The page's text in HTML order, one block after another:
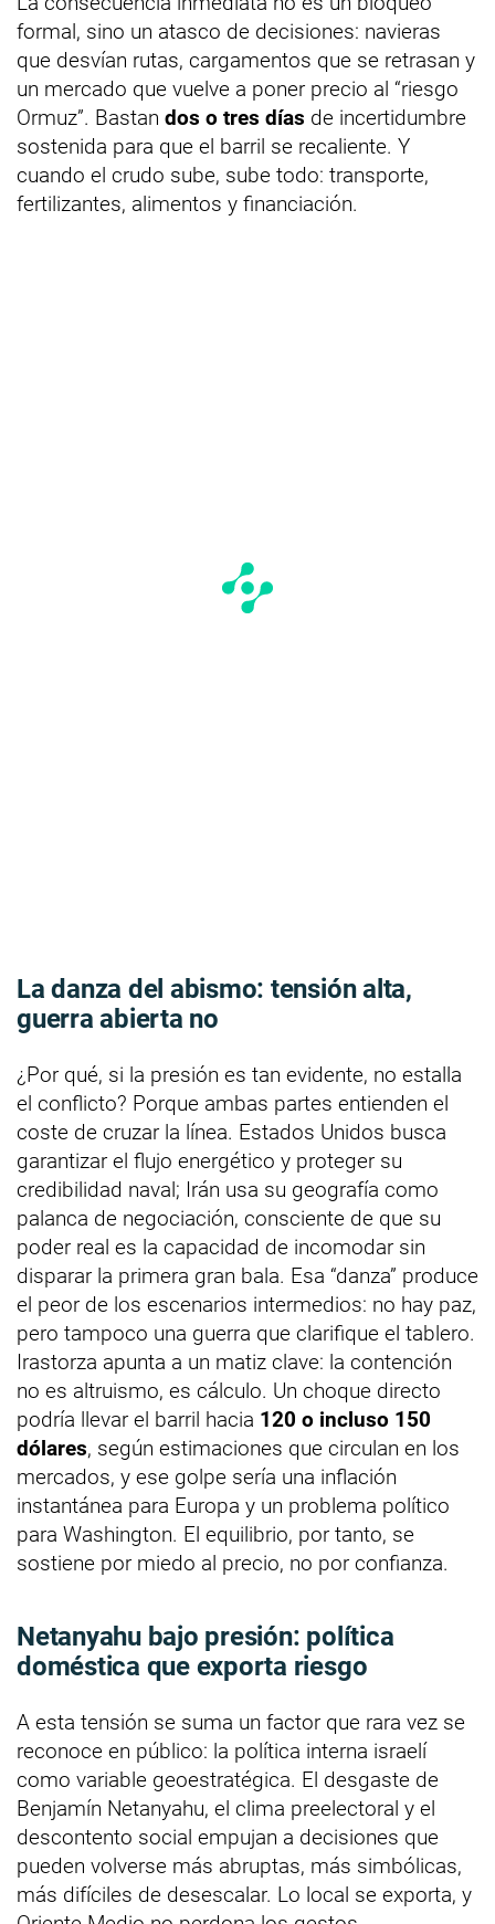
formal, sino un atasco de decisiones: navieras
que desvían rutas, cargamentos que se retrasan y
un mercado que vuelve a poner precio al “riesgo
Ormuz”. Bastan dos o tres días de incertidumbre
sostenida para que el barril se recaliente. Y
cuando el crudo sube, sube todo: transporte,
fertilizantes, alimentos y financiación.
La danza del abismo: tensión alta,
guerra abierta no
¿Por qué, si la presión es tan evidente, no estalla
el conflicto? Porque ambas partes entienden el
coste de cruzar la línea. Estados Unidos busca
garantizar el flujo energético y proteger su
credibilidad naval; Irán usa su geografía como
palanca de negociación, consciente de que su
poder real es la capacidad de incomodar sin
disparar la primera gran bala. Esa “danza” produce
el peor de los escenarios intermedios: no hay paz,
pero tampoco una guerra que clarifique el tablero.
Irastorza apunta a un matiz clave: la contención
no es altruismo, es cálculo. Un choque directo
podría llevar el barril hacia 120 o incluso 150
dólares, según estimaciones que circulan en los
mercados, y ese golpe sería una inflación
instantánea para Europa y un problema político
para Washington. El equilibrio, por tanto, se
sostiene por miedo al precio, no por confianza.
Netanyahu bajo presión: política
doméstica que exporta riesgo
A esta tensión se suma un factor que rara vez se
reconoce en público: la política interna israelí
como variable geoestratégica. El desgaste de
Benjamín Netanyahu, el clima preelectoral y el
descontento social empujan a decisiones que
pueden volverse más abruptas, más simbólicas,
más difíciles de desescalar. Lo local se exporta, y